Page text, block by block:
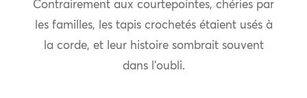
Contrairement aux courtepointes, chéries par
les familles, les tapis crochetés étaient usés à
la corde, et leur histoire sombrait souvent
dans l’oubli.